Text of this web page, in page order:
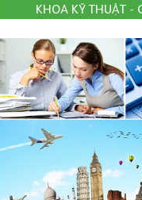
KHOA KỸ THUẬT -